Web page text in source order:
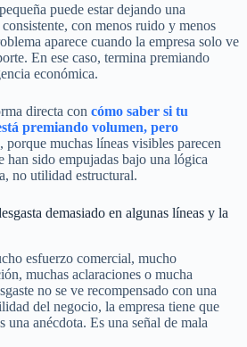
puede estar dejando una
con menos ruido y menos
aparece cuando la empresa solo ve
En ese caso, termina premiando
económica.
directa con cómo saber si tu
premiando volumen, pero
, porque muchas líneas visibles parecen
han sido empujadas bajo una lógica
no utilidad estructural.
demasiado en algunas líneas y la
esfuerzo comercial, mucho
muchas aclaraciones o mucha
no se ve recompensado con una
del negocio, la empresa tiene que
una anécdota. Es una señal de mala